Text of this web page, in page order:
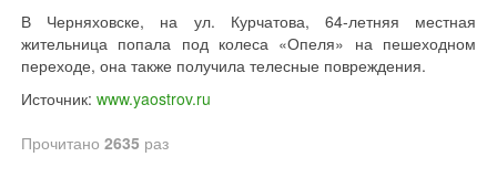
В Черняховске, на ул. Курчатова, 64-летняя местная
жительница попала под колеса «Опеля» на пешеходном
переходе, она также получила телесные повреждения.
Источник: www.yaostrov.ru
Прочитано 2635 раз